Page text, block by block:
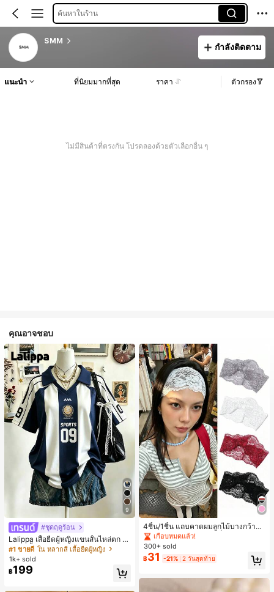
ค้นหาในร้าน
SMM
กำลังติดตาม
แนะนำ ที่นิยมมากที่สุด ราคา ตัวกรอง
ไม่มีสินค้าที่ตรงกัน โปรดลองด้วยตัวเลือกอื่น ๆ
คุณอาจชอบ
9
#ชุดฤดูร้อน
Lalippa เสื้อยืดผู้หญิงแขนสั้นไหล่ตก ค
อวีปกเสื้อ ลายพิมพ์ดิจิทัลลายทาง สไตล์
สปอร์ตแฟชั่นมินิมอล ของขวัญสำหรับเ
พื่อน
#1 ขายดี ใน หลากสี เสื้อยืดผู้หญิง
1k+ sold
฿199
4ชิ้น/1ชิ้น แถบคาดผมลูกไม้บางกว้างยื
ดหยุ่นสำหรับผู้หญิง, แฟชั่นอเนกประสง
ค์พรีเมียมหรูหราสไตล์มินิมอล ผ้าพันคอ
เล็กๆ ห่วงผม อุปกรณ์เสริมผม, เหมาะสำ
หรับการออกไปข้างนอกประจำวัน, ลำล
น, การมัดผม, การจัดทรงผม, การแต่งห
น้า, การจับคู่ชุด, อุปกรณ์เสริมประดับผ
#1 ขายดี
ใน ยางรัดผมแบบพื้นฐาน เครื่องประดับผมผู้หญิง
เกือบหมดแล้ว!
#1 ขายดี
ใน ยางรัดผมแบบพื้นฐาน เครื่องประดับผมผู้หญิง
เกือบหมดแล้ว!
#1 ขายดี
ใน ยางรัดผมแบบพื้นฐาน เครื่องประดับผมผู้หญิง
เกือบหมดแล้ว!
#1 ขายดี
เกือบหมดแล้ว!
300+ sold
฿31 -21% 2 วันสุดท้าย